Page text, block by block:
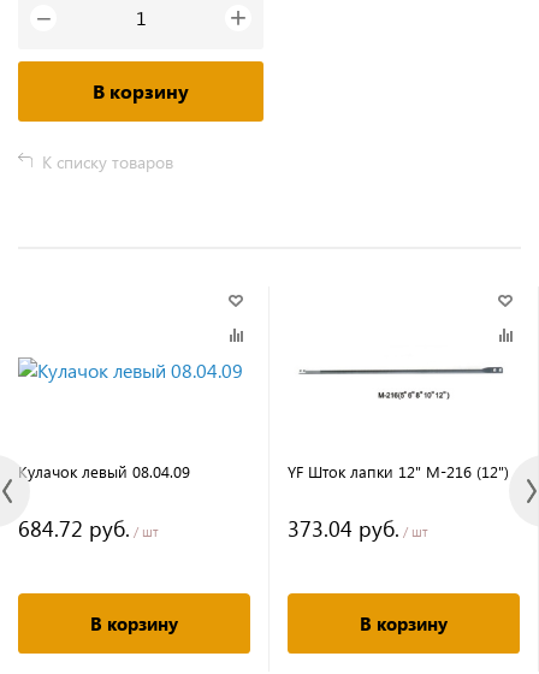
− +
В корзину
К списку товаров
Кулачок левый 08.04.09
684.72 руб. / шт
В корзину
YF Шток лапки 12" M-216 (12")
373.04 руб. / шт
В корзину